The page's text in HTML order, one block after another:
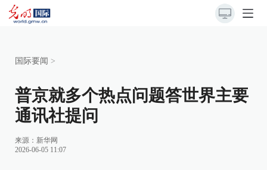
国际要闻 >
普京就多个热点问题答世界主要
通讯社提问
来源： 新华网
2026-06-05 11:07